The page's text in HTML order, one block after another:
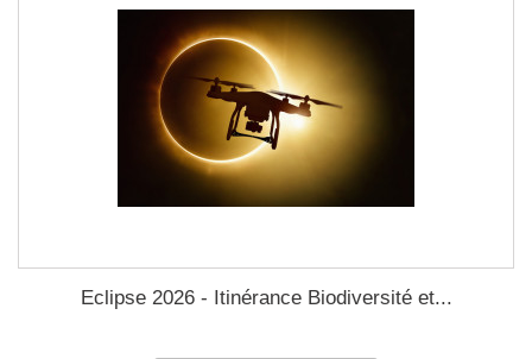
Eclipse 2026 - Itinérance Biodiversité et...